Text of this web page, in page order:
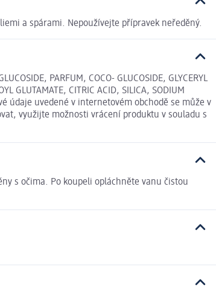
a spárami. Nepoužívejte přípravek neředěný.
PARFUM, COCO- GLUCOSIDE, GLYCERYL
GLUTAMATE, CITRIC ACID, SILICA, SODIUM
údaje uvedené v internetovém obchodě se může v
využijte možnosti vrácení produktu v souladu s
s očima. Po koupeli opláchněte vanu čistou